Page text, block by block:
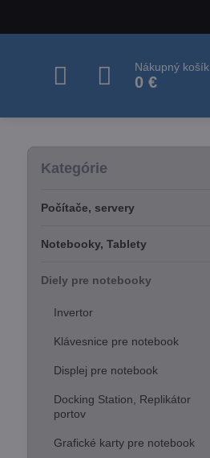
Nákupný košík
0 €
Kategórie
Počítače, servery
Notebooky, Tablety
Diely pre notebooky
Invertor
Klávesnice pre notebook
Displej pre notebook
Docking Station, Replikátor
portov
Grafické karty pre notebook